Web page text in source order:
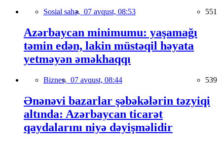
Sosial sahə, 07 avqust, 08:53 551
Azərbaycan minimumu: yaşamağı
təmin edən, lakin müstəqil həyata
yetməyən əməkhaqqı
Biznes, 07 avqust, 08:44 539
Ənənəvi bazarlar şəbəkələrin təzyiqi
altında: Azərbaycan ticarət
qaydalarını niyə dəyişməlidir